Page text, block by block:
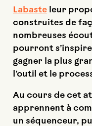
Labaste leur
construites de
nombreuses
pourront
gagner la plus
l’outil et le
Au cours de cet
apprennent à
un séquenceur,